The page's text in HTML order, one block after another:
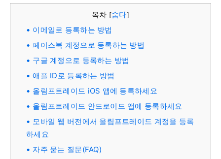
목차 [숨다]
이메일로 등록하는 방법
페이스북 계정으로 등록하는 방법
구글 계정으로 등록하는 방법
애플 ID로 등록하는 방법
올림프트레이드 iOS 앱에 등록하세요
올림프트레이드 안드로이드 앱에 등록하세요
모바일 웹 버전에서 올림프트레이드 계정을 등록
하세요
자주 묻는 질문(FAQ)